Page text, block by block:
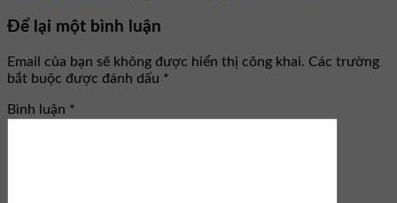
Để lại một bình luận
Email của bạn sẽ không được hiển thị công khai. Các trường
bắt buộc được đánh dấu *
Bình luận *